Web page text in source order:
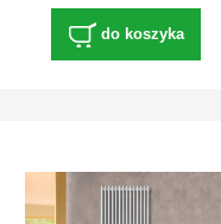
do koszyka